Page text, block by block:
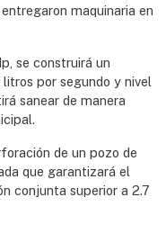
maquinaria en
se construirá un
por segundo y nivel
sanear de manera
de un pozo de
que garantizará el
conjunta superior a 2.7